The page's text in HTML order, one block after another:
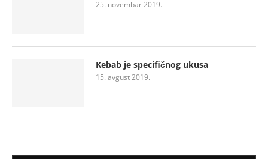
25. novembar 2019.
Kebab je specifičnog ukusa
15. avgust 2019.